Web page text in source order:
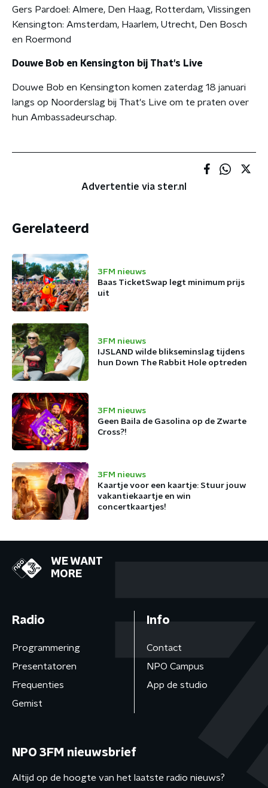
Gers Pardoel: Almere, Den Haag, Rotterdam, Vlissingen
Kensington: Amsterdam, Haarlem, Utrecht, Den Bosch
en Roermond
Douwe Bob en Kensington bij That's Live
Douwe Bob en Kensington komen zaterdag 18 januari
langs op Noorderslag bij That's Live om te praten over
hun Ambassadeurschap.
Advertentie via ster.nl
Gerelateerd
3FM nieuws
Baas TicketSwap legt minimum prijs
uit
3FM nieuws
IJSLAND wilde blikseminslag tijdens
hun Down The Rabbit Hole optreden
3FM nieuws
Geen Baila de Gasolina op de Zwarte
Cross?!
3FM nieuws
Kaartje voor een kaartje: Stuur jouw
vakantiekaartje en win
concertkaartjes!
WE WANT
MORE
Radio
Programmering
Presentatoren
Frequenties
Gemist
Info
Contact
NPO Campus
App de studio
NPO 3FM nieuwsbrief
Altijd op de hoogte van het laatste radio nieuws?